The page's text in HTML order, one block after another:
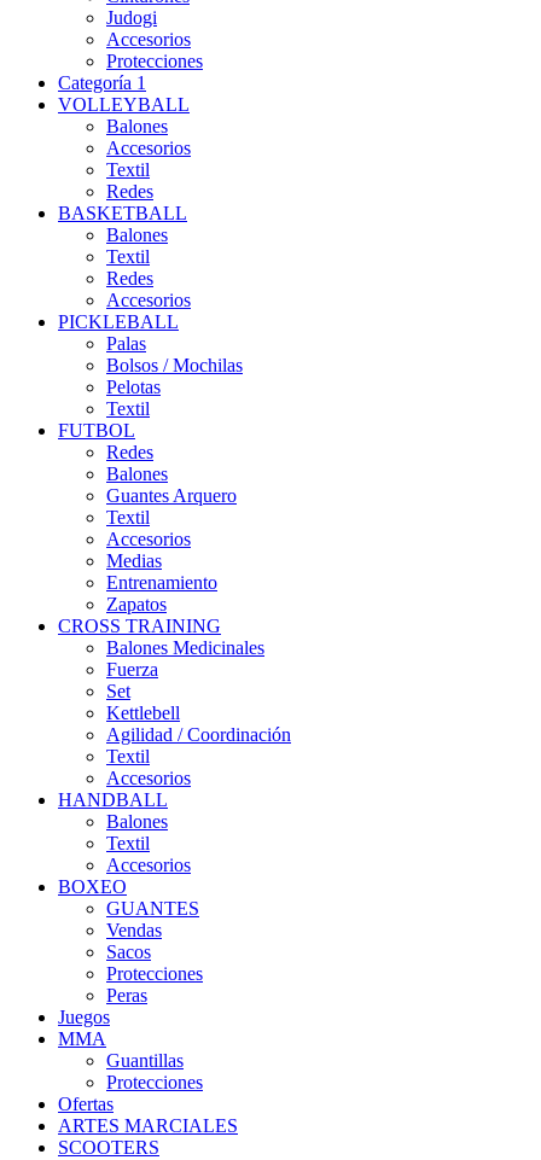
Judogi
Accesorios
Protecciones
Categoría 1
VOLLEYBALL
Balones
Accesorios
Textil
Redes
BASKETBALL
Balones
Textil
Redes
Accesorios
PICKLEBALL
Palas
Bolsos / Mochilas
Pelotas
Textil
FUTBOL
Redes
Balones
Guantes Arquero
Textil
Accesorios
Medias
Entrenamiento
Zapatos
CROSS TRAINING
Balones Medicinales
Fuerza
Set
Kettlebell
Agilidad / Coordinación
Textil
Accesorios
HANDBALL
Balones
Textil
Accesorios
BOXEO
GUANTES
Vendas
Sacos
Protecciones
Peras
Juegos
MMA
Guantillas
Protecciones
Ofertas
ARTES MARCIALES
SCOOTERS